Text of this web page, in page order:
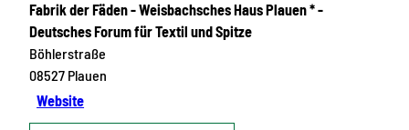
Fabrik der Fäden - Weisbachsches Haus Plauen * -
Deutsches Forum für Textil und Spitze
Böhlerstraße
08527 Plauen
Website